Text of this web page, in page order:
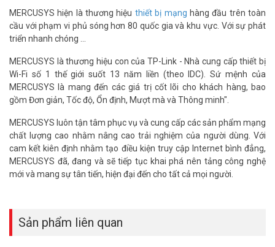
Router 4G MB113-4G kết nối được bao nhiêu
thiết bị cùng lúc?
Thông số cụ thể số thiết bị tối đa nên kiểm tra tài liệu chính thức
cho 10 đến 20 thiết bị dùng nhẹ. Văn phòng nhỏ hoặc gia đình dùng
bình thường là đủ đáp ứng.
MB113-4G có dùng được như router thông
thường không?
Thiết bị có 2 cổng LAN/WAN nên dùng được cả qua dây cáp mạng.
Khi có cáp mạng, cắm vào cổng WAN để dùng như router thường.
Khi không có cáp, cắm SIM 4G là có mạng ngay mà không cần thay
thiết bị.
Thiết bị hỗ trợ bảo mật WPA và WPA2 là chuẩn phổ biến hiện nay.
Người dùng đặt mật khẩu Wifi qua giao diện quản trị web đơn giản.
MERCUSYS hiện là thương hiệu thiết bị mạng hàng đầu trên toàn
cầu với phạm vi phủ sóng hơn 80 quốc gia và khu vực. Với sự phát
triển nhanh chóng ...
MERCUSYS là thương hiệu con của TP-Link - Nhà cung cấp thiết bị
Wi-Fi số 1 thế giới suốt 13 năm liền (theo IDC). Sứ mệnh của
MERCUSYS là mang đến các giá trị cốt lõi cho khách hàng, bao
gồm Đơn giản, Tốc độ, Ổn định, Mượt mà và Thông minh".
MERCUSYS luôn tận tâm phục vụ và cung cấp các sản phẩm mạng
chất lượng cao nhằm nâng cao trải nghiệm của người dùng. Với
cam kết kiên định nhằm tạo điều kiện truy cập Internet bình đẳng,
MERCUSYS đã, đang và sẽ tiếp tục khai phá nên tảng công nghệ
mới và mang sự tân tiến, hiện đại đến cho tất cả mọi người.
Sản phẩm liên quan